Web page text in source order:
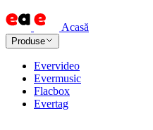
Acasă
Produse
Evervideo
Evermusic
Flacbox
Evertag